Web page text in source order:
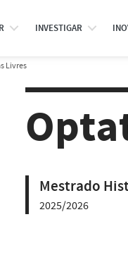
INVESTIGAR
Livres
Mestrado
2025/2026